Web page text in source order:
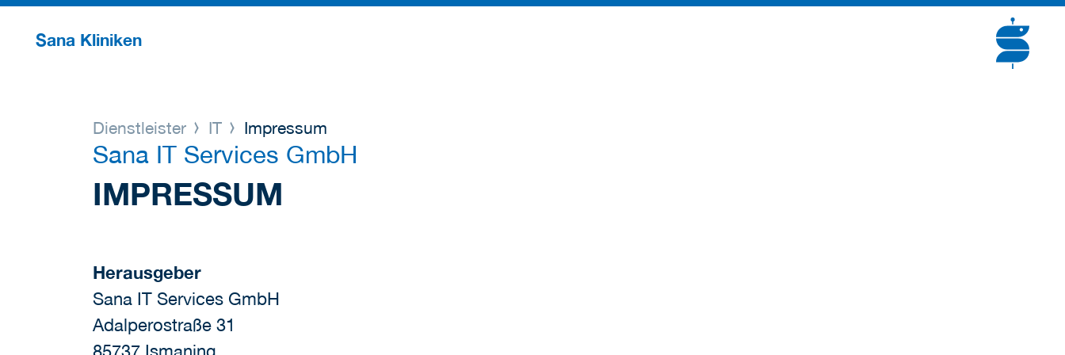
Sana Kliniken
Dienstleister IT Impressum
Sana IT Services GmbH
IMPRESSUM
Herausgeber
Sana IT Services GmbH
Adalperostraße 31